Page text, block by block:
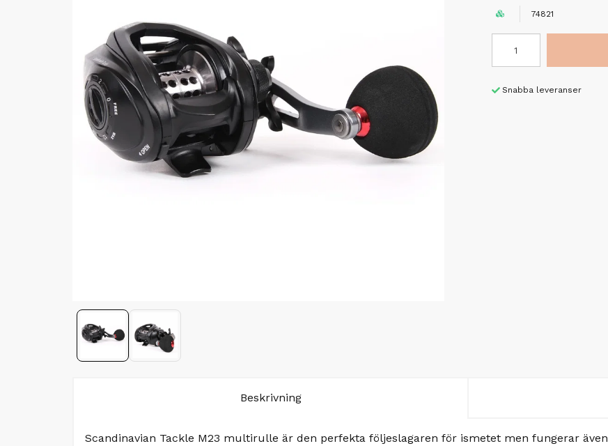
74821
Snabba leveranser
Beskrivning
Scandinavian Tackle M23 multirulle är den perfekta följeslagaren för ismetet men fungerar